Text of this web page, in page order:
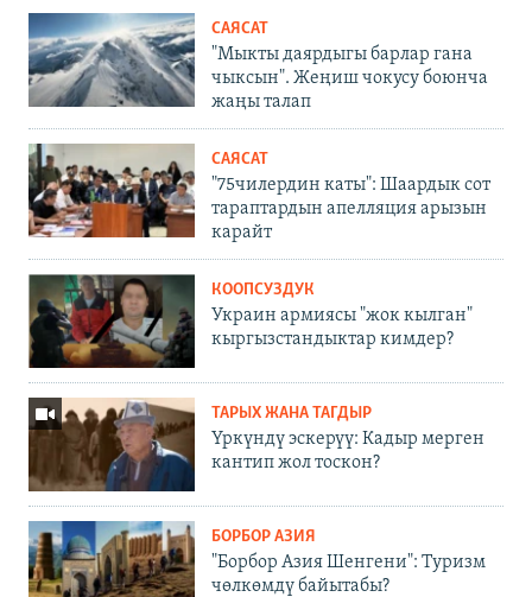
САЯСАТ
"Мыкты даярдыгы барлар гана
чыксын". Жеңиш чокусу боюнча
жаңы талап
САЯСАТ
"75чилердин каты": Шаардык сот
тараптардын апелляция арызын
карайт
КООПСУЗДУК
Украин армиясы "жок кылган"
кыргызстандыктар кимдер?
ТАРЫХ ЖАНА ТАГДЫР
Үркүндү эскерүү: Кадыр мерген
кантип жол тоскон?
БОРБОР АЗИЯ
"Борбор Азия Шенгени": Туризм
чөлкөмдү байытабы?